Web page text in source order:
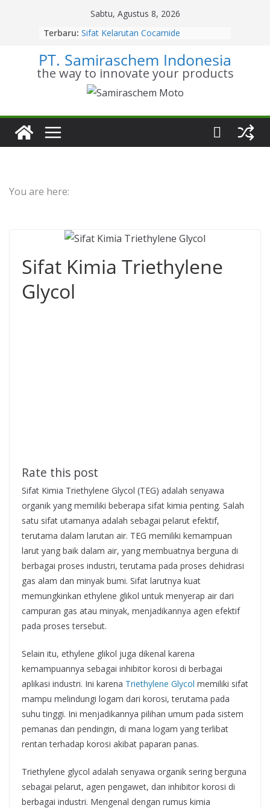
Sabtu, Agustus 8, 2026
Terbaru: Sifat Kelarutan Cocamide
Distributor Cocamide
Diethanolamine Terpercaya
Kesetimbangan Kimia Cocamide
Diethanolamine
Diethanolamine
PT. Samiraschem Indonesia
the way to innovate your products
You are here:
Sifat Kimia Triethylene
Glycol
Rate this post
Sifat Kimia Triethylene Glycol (TEG) adalah senyawa
organik yang memiliki beberapa sifat kimia penting. Salah
satu sifat utamanya adalah sebagai pelarut efektif,
terutama dalam larutan air. TEG memiliki kemampuan
larut yang baik dalam air, yang membuatnya berguna di
berbagai proses industri, terutama pada proses dehidrasi
gas alam dan minyak bumi. Sifat larutnya kuat
memungkinkan ethylene glikol untuk menyerap air dari
campuran gas atau minyak, menjadikannya agen efektif
pada proses tersebut.
Selain itu, ethylene glikol juga dikenal karena
kemampuannya sebagai inhibitor korosi di berbagai
aplikasi industri. Ini karena Triethylene Glycol memiliki sifat
mampu melindungi logam dari korosi, terutama pada
suhu tinggi. Ini menjadikannya pilihan umum pada sistem
pemanas dan pendingin, di mana logam yang terlibat
rentan terhadap korosi akibat paparan panas.
Triethylene glycol adalah senyawa organik sering berguna
sebagai pelarut, agen pengawet, dan inhibitor korosi di
berbagai industri. Mengenal dengan rumus kimia